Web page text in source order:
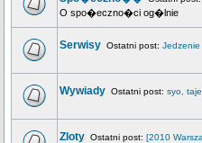
O spo�eczno�ci og�lnie
Serwisy Ostatni post: Jedzenie
Wywiady Ostatni post: syo,
Zloty Ostatni post: [2010